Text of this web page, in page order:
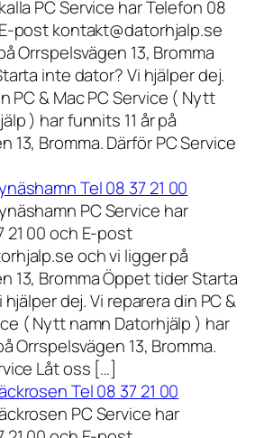
PC Service har Telefon 08
post kontakt@datorhjalp.se
Orrspelsvägen 13, Bromma
inte dator? Vi hjälper dej.
PC & Mac PC Service ( Nytt
) har funnits 11 år på
13, Bromma. Därför PC Service
Tel 08 37 21 00
PC Service har
21 00 och E-post
och vi ligger på
13, Bromma Öppet tider Starta
dej. Vi reparera din PC &
( Nytt namn Datorhjälp ) har
Orrspelsvägen 13, Bromma.
Låt oss […]
Tel 08 37 21 00
PC Service har